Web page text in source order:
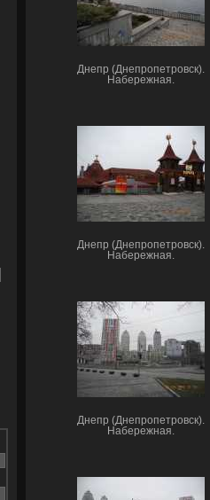
Днепр (Днепропетровск).
Набережная.
Днепр (Днепропетровск).
Набережная.
Днепр (Днепропетровск).
Набережная.